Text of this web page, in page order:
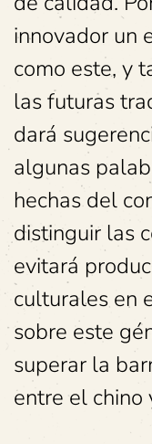
innovador un
como este, y
las futuras
dará
algunas
hechas del
distinguir las
evitará
culturales en
sobre este
superar la
entre el chino